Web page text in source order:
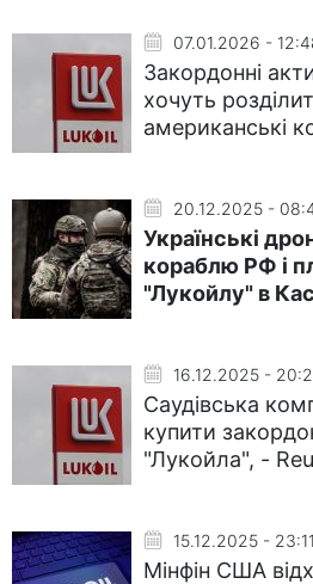
07.01.2026 -
Закордонні
хочуть
американські
20.12.2025 -
Українські
кораблю РФ і
"Лукойлу" в
16.12.2025 -
Саудівська
купити
"Лукойла", -
15.12.2025 - 23:11
Мінфін США